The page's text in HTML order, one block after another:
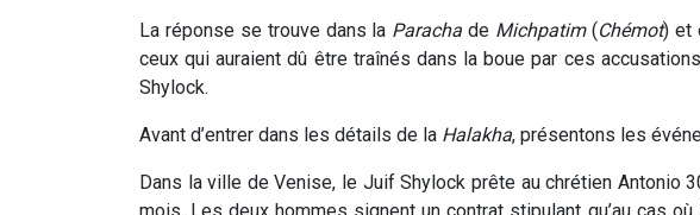
La réponse se trouve dans la Paracha de Michpatim(Chémot) et
ceux qui auraient dû être traînés dans la boue par ces
Shylock.
Avant d’entrer dans les détails de la Halakha, présentons les
Dans la ville de Venise, le Juif Shylock prête au chrétien Antonio